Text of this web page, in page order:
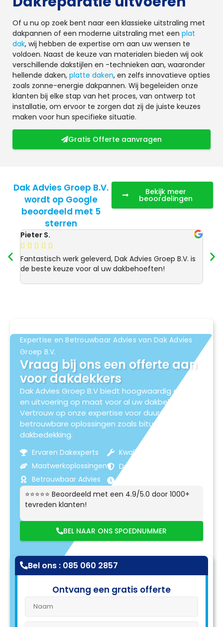
Of u nu op zoek bent naar een klassieke uitstraling met
dakpannen of een moderne uitstraling met een plat
dak, wij hebben de expertise om aan uw wensen te
voldoen. Naast de keuze van materialen bieden wij ook
verschillende dakstijlen en -technieken aan, waaronder
hellende daken, platte daken, en zelfs innovatieve opties
zoals zonne-energie dakpannen. Wij begeleiden onze
klanten bij elke stap van het proces, van ontwerp tot
installatie, om ervoor te zorgen dat zij de juiste keuzes
maken voor hun specifieke situatie.
Gratis Offerte aanvragen
Dak Advies Groep B.V.
wordt op Google
beoordeeld met 5
sterren
Bekijk meer
beoordelingen
Pieter S.
    
Fantastisch werk geleverd, Dak Advies Groep B.V. is
de beste keuze voor al uw dakbehoeften!
Expertise en Betrouwbaar Advies van Dak Advies
Groep B.V.
Vraag bij ons een offerte aan
voor dakdekkers
Dak Advies Groep B.V biedt hoogwaardig advies
en uitvoering op maat voor al uw dakbehoeften.
Vertrouw op onze expertise voor duurzame en
betrouwbare oplossingen zoals bitumen
dakbedekking.
Ervaren Dakexperts
Maatwerkoplossingen
Betrouwbaar Advies
Kwaliteitsmaterialen
Duurzame Resultaten
⭐⭐⭐⭐⭐ Beoordeeld met een 4.9/5.0 door 1000+
tevreden klanten!
BEL NAAR ONS SPOEDNUMMER
Bel ons : 085 060 2857
Ontvang een gratis offerte